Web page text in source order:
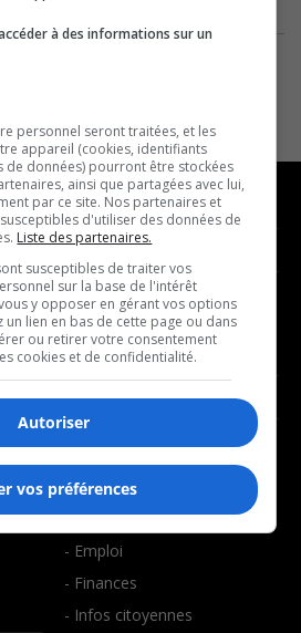
MUSIQUE
- Décompte franco
- Joué récemment
BALADOS
- Art de vivre
- Bien-être
- Emploi
- Finances
- Infos citoyennes
à des informations sur un
personnel seront traitées, et les
appareil (cookies, identifiants
de données) pourront être stockées
ainsi que partagées avec lui,
par ce site. Nos partenaires et
d'utiliser des données de
Liste des partenaires.
susceptibles de traiter vos
sur la base de l'intérêt
y opposer en gérant vos options
un lien en bas de cette page ou dans
ou retirer votre consentement
cookies et de confidentialité.
Autoriser
vos préférences